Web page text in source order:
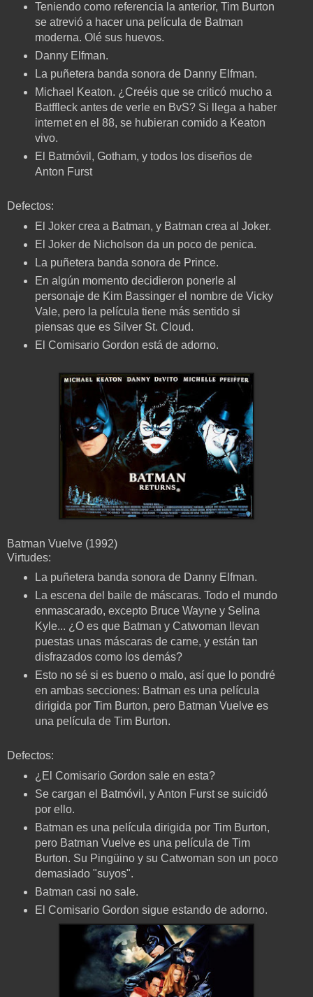
Teniendo como referencia la anterior, Tim Burton
se atrevió a hacer una película de Batman
moderna. Olé sus huevos.
Danny Elfman.
La puñetera banda sonora de Danny Elfman.
Michael Keaton. ¿Creéis que se criticó mucho a
Batffleck antes de verle en BvS? Si llega a haber
internet en el 88, se hubieran comido a Keaton
vivo.
El Batmóvil, Gotham, y todos los diseños de
Anton Furst
Defectos:
El Joker crea a Batman, y Batman crea al Joker.
El Joker de Nicholson da un poco de penica.
La puñetera banda sonora de Prince.
En algún momento decidieron ponerle al
personaje de Kim Bassinger el nombre de Vicky
Vale, pero la película tiene más sentido si
piensas que es Silver St. Cloud.
El Comisario Gordon está de adorno.
Batman Vuelve (1992)
Virtudes:
La puñetera banda sonora de Danny Elfman.
La escena del baile de máscaras. Todo el mundo
enmascarado, excepto Bruce Wayne y Selina
Kyle... ¿O es que Batman y Catwoman llevan
puestas unas máscaras de carne, y están tan
disfrazados como los demás?
Esto no sé si es bueno o malo, así que lo pondré
en ambas secciones: Batman es una película
dirigida por Tim Burton, pero Batman Vuelve es
una película de Tim Burton.
Defectos:
¿El Comisario Gordon sale en esta?
Se cargan el Batmóvil, y Anton Furst se suicidó
por ello.
Batman es una película dirigida por Tim Burton,
pero Batman Vuelve es una película de Tim
Burton. Su Pingüino y su Catwoman son un poco
demasiado "suyos".
Batman casi no sale.
El Comisario Gordon sigue estando de adorno.